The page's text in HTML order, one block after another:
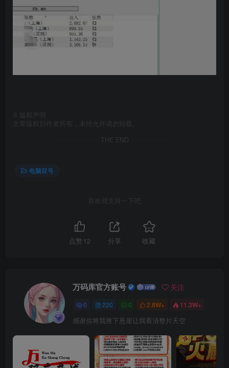
版权声明
文章版权归作者所有，未经允许请勿转载。
THE END
电脑双号
喜欢就支持一下吧
点赞 12 分享 收藏
万码库官方账号 关注
0 220 0 2.8W+ 11.3W+
感谢你将我推下悬崖让我看清整片天空